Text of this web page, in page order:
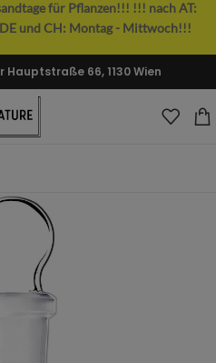
für Pflanzen!!! !!! nach AT:
und CH: Montag - Mittwoch!!!
Hauptstraße 66, 1130 Wien